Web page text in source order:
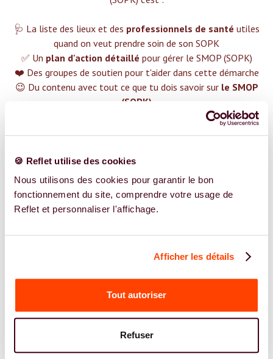
🍪 Reflet utilise des cookies
Nous utilisons des cookies pour garantir le bon
fonctionnement du site, comprendre votre usage de
Reflet et personnaliser l'affichage.
Afficher les détails
Tout autoriser
Refuser
🩺 La liste des lieux et des professionnels de santé utiles
quand on veut prendre soin de son SOPK
✅ Un plan d'action détaillé pour gérer le SMOP (SOPK)
❤️ Des groupes de soutien pour t'aider dans cette démarche
😉 Du contenu avec tout ce que tu dois savoir sur le SMOP
(SOPK)
Plus de 400 femmes déjà accompagnées !
Vous êtes Sage Femme expert.e.s en SMOP
l'accompagnement des femmes et des couples sur la
thématique de la fertilité et particulièrement sur le Bien
plus qu’un trouble de la fertilité. Vous êtes à Lille ou en